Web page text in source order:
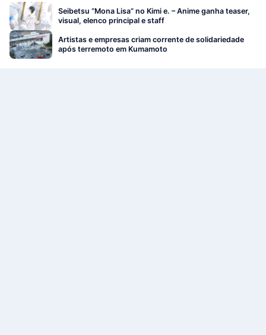
Seibetsu “Mona Lisa” no Kimi e. – Anime ganha teaser,
visual, elenco principal e staff
Artistas e empresas criam corrente de solidariedade
após terremoto em Kumamoto